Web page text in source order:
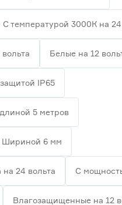
С температурой 3000К на 24
Белые на 12
IP65
5 метров
Шириной 6 мм
на 24 вольта С
Влагозащищенные на 12